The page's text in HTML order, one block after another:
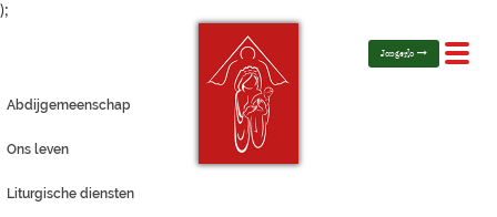
);
Toggle
Jongerlo
Abdijgemeenschap
Ons leven
Liturgische diensten